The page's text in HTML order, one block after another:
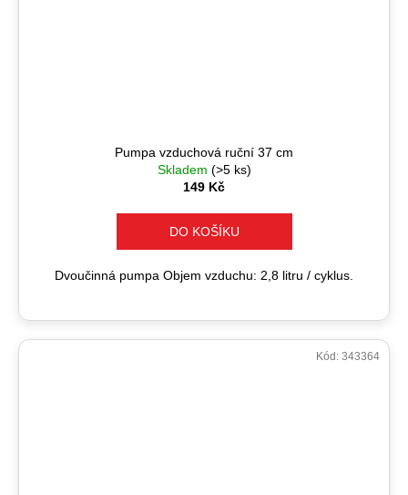
Pumpa vzduchová ruční 37 cm
Skladem (>5 ks)
149 Kč
DO KOŠÍKU
Dvoučinná pumpa Objem vzduchu: 2,8 litru / cyklus.
Kód: 343364